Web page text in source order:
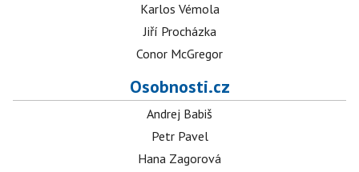
Karlos Vémola
Jiří Procházka
Conor McGregor
Osobnosti.cz
Andrej Babiš
Petr Pavel
Hana Zagorová